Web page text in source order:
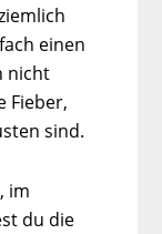
einen
nicht
Fieber,
sind.
im
du die